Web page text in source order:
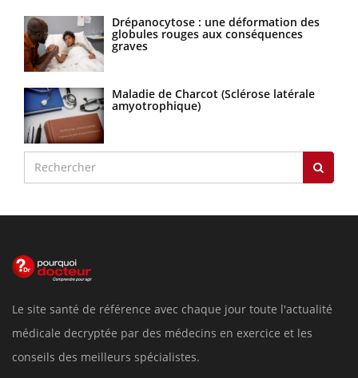
Drépanocytose : une déformation des
globules rouges aux conséquences
graves
Maladie de Charcot (Sclérose latérale
amyotrophique)
Le site santé de référence avec chaque jour toute l'actualité
médicale decryptée par des médecins en exercice et les
conseils des meilleurs spécialistes.